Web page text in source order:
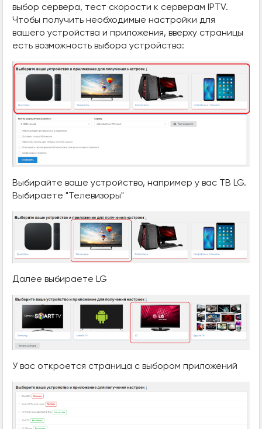
выбор сервера, тест скорости к серверам IPTV.
Чтобы получить необходимые настройки для
вашего устройства и приложения, вверху страницы
есть возможность выбора устройства:
Выбирайте ваше устройство, например у вас ТВ LG.
Выбираете "Телевизоры"
Далее выбираете LG
У вас откроется страница с выбором приложений